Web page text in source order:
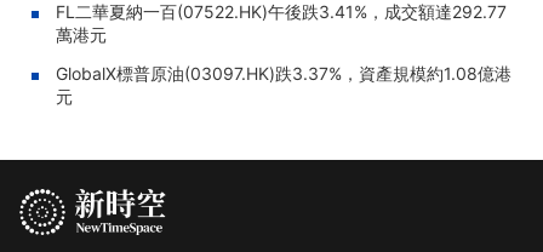
FL二華夏納一百(07522.HK)午後跌3.41%，成交額達292.77
萬港元
GlobalX標普原油(03097.HK)跌3.37%，資產規模約1.08億港
元